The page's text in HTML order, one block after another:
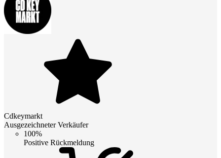
Cdkeymarkt
Ausgezeichneter Verkäufer
100%
Positive Rückmeldung